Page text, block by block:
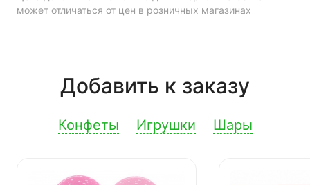
может отличаться от цен в розничных магазинах
Добавить к заказу
Конфеты Игрушки Шары